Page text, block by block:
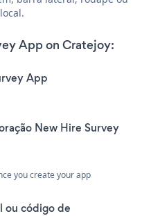
App on Cratejoy:
App
New Hire Survey
you create your app
ou código de